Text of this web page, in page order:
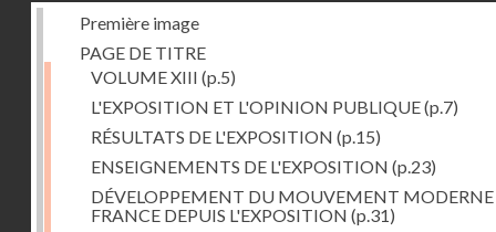
Première image
PAGE DE TITRE
VOLUME XIII (p.5)
L'EXPOSITION ET L'OPINION PUBLIQUE(p.7)
RÉSULTATS DE L'EXPOSITION (p.15)
ENSEIGNEMENTS DE L'EXPOSITION (p.23)
DÉVELOPPEMENT DU MOUVEMENT
FRANCE DEPUIS L'EXPOSITION (p.31)